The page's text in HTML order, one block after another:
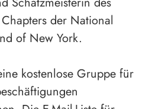
der National
of New York.
kostenlose Gruppe für